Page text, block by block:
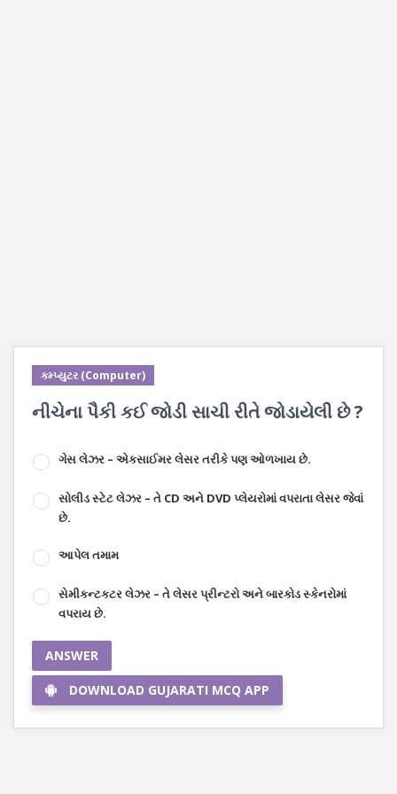
કમ્પ્યુટર (Computer)
નીચેના પૈકી કઈ જોડી સાચી રીતે જોડાયેલી છે ?
ગેસ લેઝર – એકસાઈમર લેસર તરીકે પણ ઓળખાય છે.
સોલીડ સ્ટેટ લેઝર – તે CD અને DVD પ્લેયરોમાં વપરાતા લેસર જેવાં
છે.
આપેલ તમામ
સેમીકન્ટકટર લેઝર – તે લેસર પ્રીન્ટરો અને બારકોડ સ્કેનરોમાં
વપરાય છે.
ANSWER
DOWNLOAD GUJARATI MCQ APP